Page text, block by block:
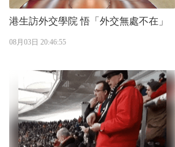
港生訪外交學院 悟「外交無處不在」
08月03日 20:46:55